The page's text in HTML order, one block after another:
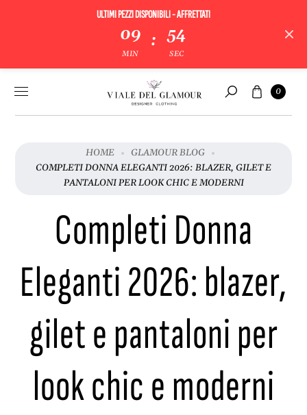
contenuto
ULTIMI PEZZI DISPONIBILI - AFFRETTATI
09
MIN
: 53
SEC
Cerca
Carrello
0
HOME
GLAMOUR BLOG
COMPLETI DONNA ELEGANTI 2026: BLAZER, GILET E
PANTALONI PER LOOK CHIC E MODERNI
Completi Donna
Eleganti 2026: blazer,
gilet e pantaloni per
look chic e moderni